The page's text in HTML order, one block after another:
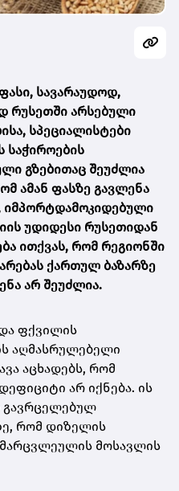
სავარაუდოდ,
რუსეთში არსებული
სპეციალისტები
საჭიროების
გზებითაც შეუძლია
ამან ფასზე გავლენა
იმპორტდამოკიდებული
უდიდესი რუსეთიდან
ითქვას, რომ რეგიონში
ქართულ ბაზარზე
არ შეუძლია.
ფქვილის
აღმასრულებელი
აცხადებს, რომ
არ იქნება. ის
გავრცელებულ
რომ დიზელის
მოსავლის